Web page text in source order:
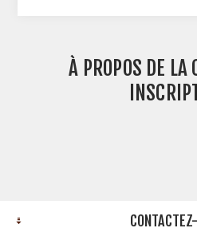
À PROPOS DE LA